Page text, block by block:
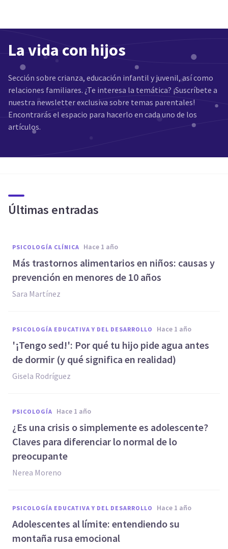
La vida con hijos
Sección sobre crianza, educación infantil y juvenil, así como
relaciones familiares. ¿Te interesa la temática? ¡Suscríbete a
nuestra newsletter exclusiva sobre temas parentales!
Encontrarás el espacio para hacerlo en cada uno de los
artículos.
Últimas entradas
PSICOLOGÍA CLÍNICA hace 1 año
Más trastornos alimentarios en niños: causas y
prevención en menores de 10 años
Sara Martínez
PSICOLOGÍA EDUCATIVA Y DEL DESARROLLO hace 1 año
'¡Tengo sed!': Por qué tu hijo pide agua antes
de dormir (y qué significa en realidad)
Gisela Rodríguez
PSICOLOGÍA hace 1 año
¿Es una crisis o simplemente es adolescente?
Claves para diferenciar lo normal de lo
preocupante
Nerea Moreno
PSICOLOGÍA EDUCATIVA Y DEL DESARROLLO hace 1 año
Adolescentes al límite: entendiendo su
montaña rusa emocional